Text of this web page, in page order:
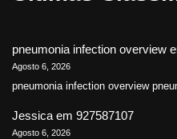
pneumonia infection overview
Agosto 6, 2026
pneumonia infection overview
Jessica em 927587107
Agosto 6, 2026